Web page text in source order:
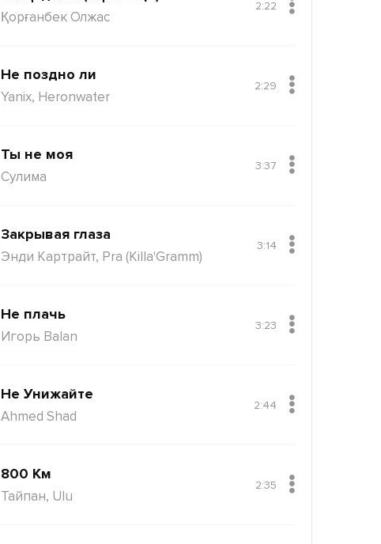
Қорғанбек Олжас
2:22
Не поздно ли
Yanix, Heronwater
2:29
Ты не моя
Сулима
3:37
Закрывая глаза
Энди Картрайт, Pra (Killa'Gramm)
3:14
Не плачь
Игорь Balan
3:23
Не Унижайте
Ahmed Shad
2:44
800 Км
Тайпан, Ulu
2:35